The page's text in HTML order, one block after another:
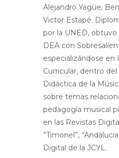
Alejandro Yagüe,
Victor Estapé.
por la UNED,
DEA con
especializándose en
Curricular, dentro
Didáctica de la
sobre temas
pedagogía musical
en las Revistas
”Timonel”,
Digital de la JCYL.